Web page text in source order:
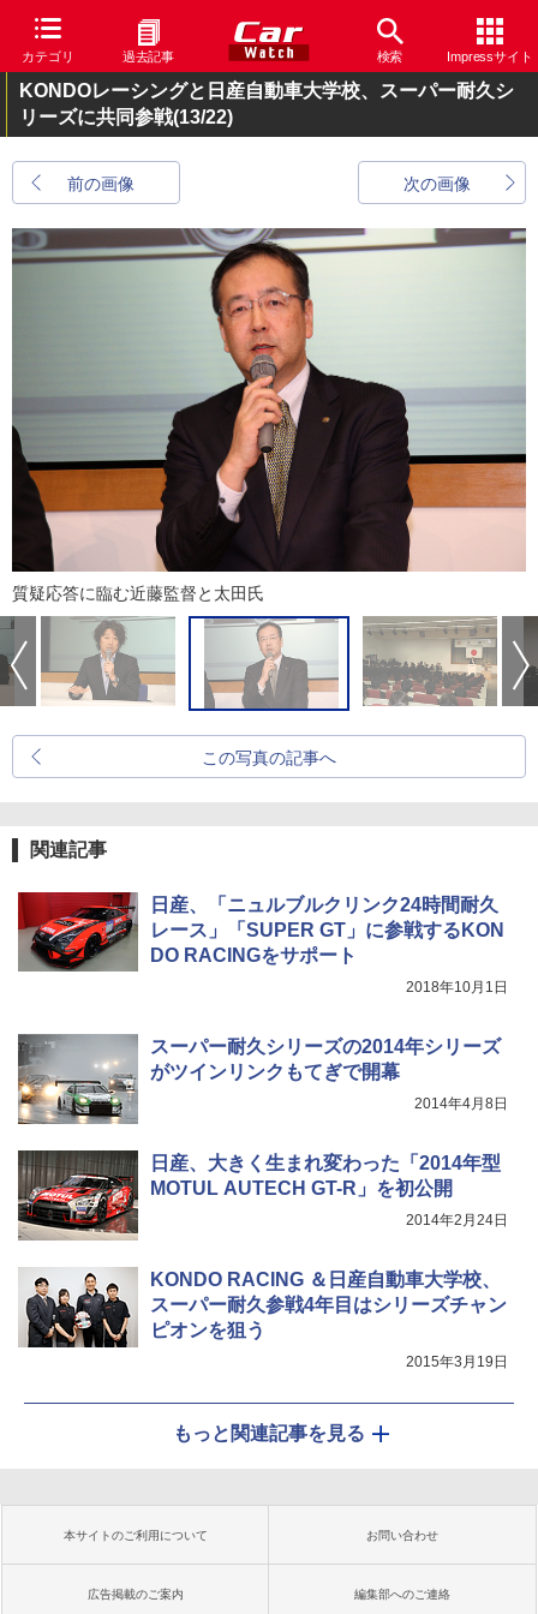
カテゴリ 過去記事 検索 Impressサイト
KONDOレーシングと日産自動車大学校、スーパー耐久シ
リーズに共同参戦(13/22)
前の画像 次の画像
質疑応答に臨む近藤監督と太田氏
この写真の記事へ
関連記事
日産、「ニュルブルクリンク24時間耐久
レース」「SUPER GT」に参戦するKON
DO RACINGをサポート
2018年10月1日
スーパー耐久シリーズの2014年シリーズ
がツインリンクもてぎで開幕
2014年4月8日
日産、大きく生まれ変わった「2014年型
MOTUL AUTECH GT-R」を初公開
2014年2月24日
KONDO RACING ＆日産自動車大学校、
スーパー耐久参戦4年目はシリーズチャン
ピオンを狙う
2015年3月19日
もっと関連記事を見る
本サイトのご利用について お問い合わせ
広告掲載のご案内 編集部へのご連絡